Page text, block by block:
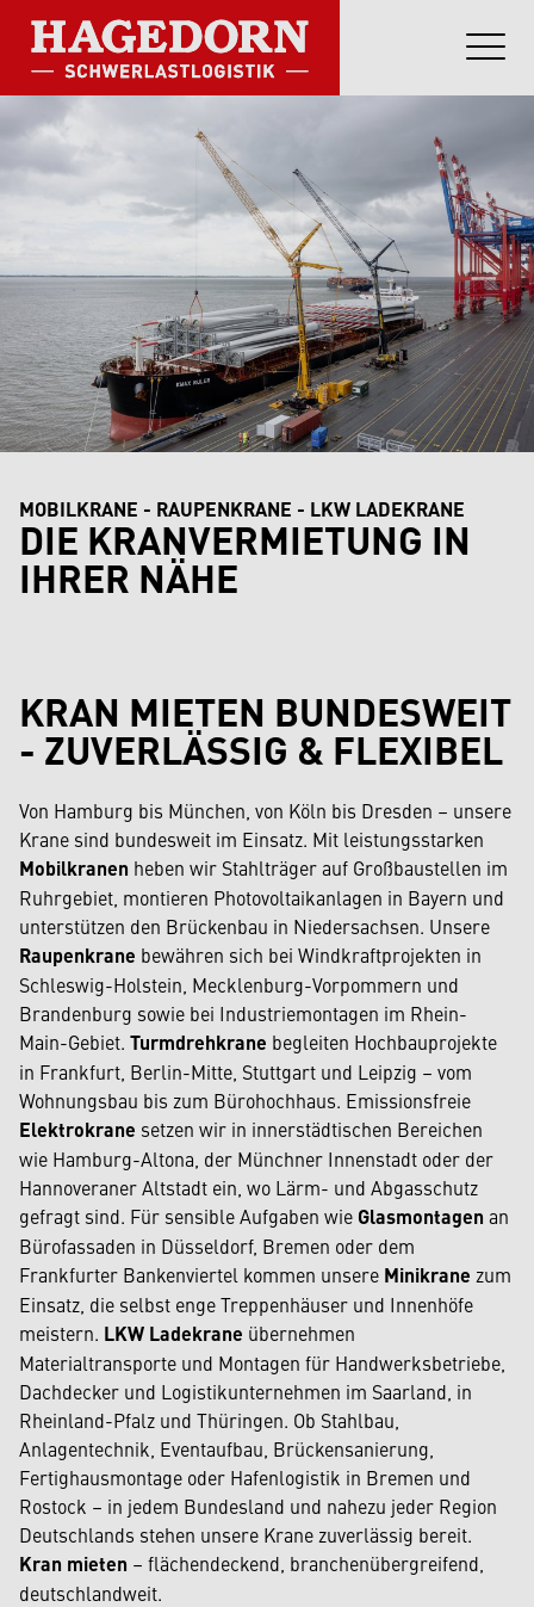
MOBILKRANE - RAUPENKRANE - LKW LADEKRANE
DIE KRANVERMIETUNG IN
IHRER NÄHE
KRAN MIETEN BUNDESWEIT
- ZUVERLÄSSIG & FLEXIBEL
Von Hamburg bis München, von Köln bis Dresden – unsere
Krane sind bundesweit im Einsatz. Mit leistungsstarken
Mobilkranen heben wir Stahlträger auf Großbaustellen im
Ruhrgebiet, montieren Photovoltaikanlagen in Bayern und
unterstützen den Brückenbau in Niedersachsen. Unsere
Raupenkrane bewähren sich bei Windkraftprojekten in
Schleswig-Holstein, Mecklenburg-Vorpommern und
Brandenburg sowie bei Industriemontagen im Rhein-
Main-Gebiet. Turmdrehkrane begleiten Hochbauprojekte
in Frankfurt, Berlin-Mitte, Stuttgart und Leipzig – vom
Wohnungsbau bis zum Bürohochhaus. Emissionsfreie
Elektrokrane setzen wir in innerstädtischen Bereichen
wie Hamburg-Altona, der Münchner Innenstadt oder der
Hannoveraner Altstadt ein, wo Lärm- und Abgasschutz
gefragt sind. Für sensible Aufgaben wie Glasmontagen an
Bürofassaden in Düsseldorf, Bremen oder dem
Frankfurter Bankenviertel kommen unsere Minikrane zum
Einsatz, die selbst enge Treppenhäuser und Innenhöfe
meistern. LKW Ladekrane übernehmen
Materialtransporte und Montagen für Handwerksbetriebe,
Dachdecker und Logistikunternehmen im Saarland, in
Rheinland-Pfalz und Thüringen. Ob Stahlbau,
Anlagentechnik, Eventaufbau, Brückensanierung,
Fertighausmontage oder Hafenlogistik in Bremen und
Rostock – in jedem Bundesland und nahezu jeder Region
Deutschlands stehen unsere Krane zuverlässig bereit.
Kran mieten – flächendeckend, branchenübergreifend,
deutschlandweit.